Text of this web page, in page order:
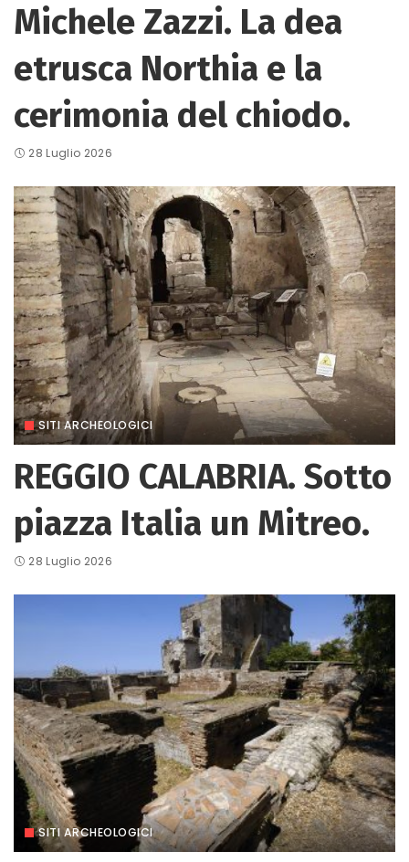
Michele Zazzi. La dea
etrusca Northia e la
cerimonia del chiodo.
28 Luglio 2026
SITI ARCHEOLOGICI
REGGIO CALABRIA. Sotto
piazza Italia un Mitreo.
28 Luglio 2026
SITI ARCHEOLOGICI